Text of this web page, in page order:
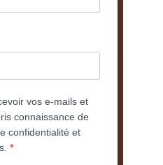
vos e-mails et
connaissance de
confidentialité et